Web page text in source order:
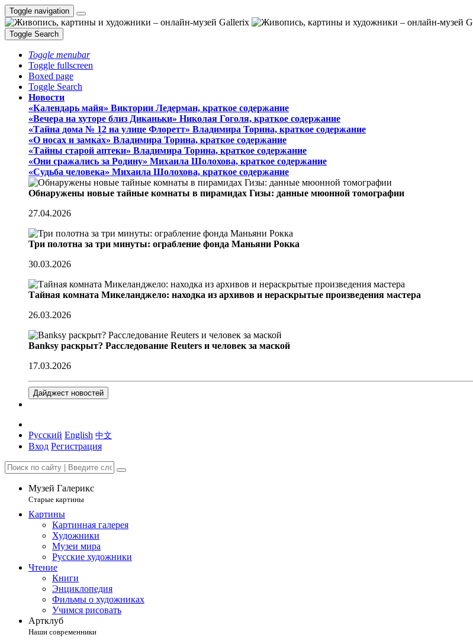
Toggle navigation
Toggle Search
Toggle menubar
Toggle fullscreen
Boxed page
Toggle Search
Новости
«Календарь майя» Виктории Ледерман, краткое содержание
«Вечера на хуторе близ Диканьки» Николая Гоголя, краткое содержание
«Тайна дома № 12 на улице Флоретт» Владимира Торина, краткое содержание
«О носах и замка́х» Владимира Торина, краткое содержание
«Тайны старой аптеки» Владимира Торина, краткое содержание
«Они сражались за Родину» Михаила Шолохова, краткое содержание
«Судьба человека» Михаила Шолохова, краткое содержание
Обнаружены новые тайные комнаты в пирамидах Гизы: данные мюонной томографии
27.04.2026
Три полотна за три минуты: ограбление фонда Маньяни Рокка
30.03.2026
Тайная комната Микеланджело: находка из архивов и нераскрытые произведения мастера
26.03.2026
Banksy раскрыт? Расследование Reuters и человек за маской
17.03.2026
Дайджест новостей
Русский English 中文
Вход Регистрация
Музей Галерикс
Старые картины
Картины
Картинная галерея
Художники
Музеи мира
Русские художники
Чтение
Книги
Энциклопедия
Фильмы о художниках
Учимся рисовать
Артклуб
Наши современники